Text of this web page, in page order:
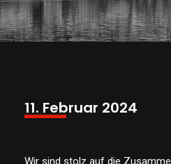
11. Februar 2024
Wir sind stolz auf die